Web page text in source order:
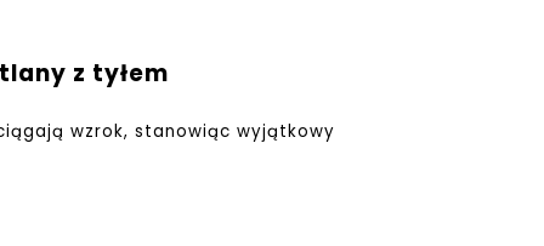
z tyłem
wzrok, stanowiąc wyjątkowy